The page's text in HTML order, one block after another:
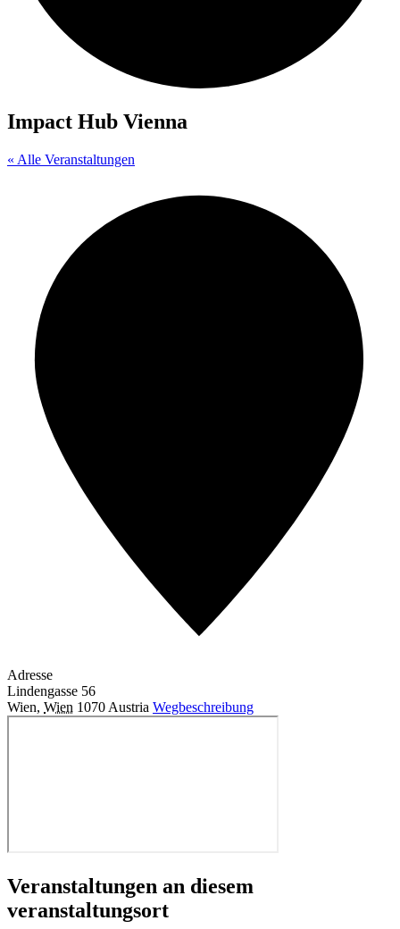
Impact Hub Vienna
« Alle Veranstaltungen
Adresse
Lindengasse 56
Wien, Wien 1070Austria Wegbeschreibung
Veranstaltungen an diesem
veranstaltungsort